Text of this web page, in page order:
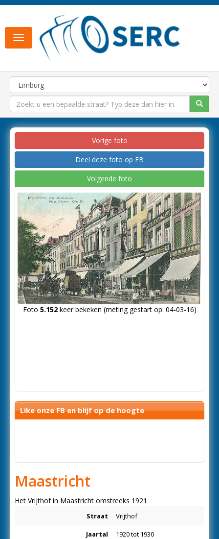
Toggle
navigation
Vorige foto
Deel deze foto op FB
Volgende foto
Foto 5.152keer bekeken (meting gestart op: 04-03-16)
Like onze FB en blijf op de hoogte
Maastricht
Het Vrijthof in Maastricht omstreeks 1921
Straat Vrijthof
Jaartal 1920 tot 1930